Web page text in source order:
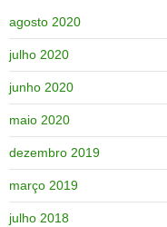
agosto 2020
julho 2020
junho 2020
maio 2020
dezembro 2019
março 2019
julho 2018